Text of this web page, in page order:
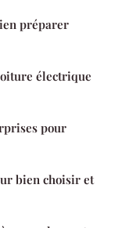
préparer
électrique
pour
bien choisir et